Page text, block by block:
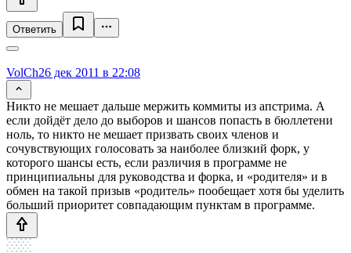
Ответить
VolCh26 дек 2011 в 22:08
Никто не мешает дальше мержить коммиты из апстрима. А
если дойдёт дело до выборов и шансов попасть в бюллетени
ноль, то никто не мешает призвать своих членов и
сочувствующих голосовать за наиболее близкий форк, у
которого шансы есть, если различия в программе не
принципиальны для руководства и форка, и «родителя» и в
обмен на такой призыв «родитель» пообещает хотя бы уделить
больший приоритет совпадающим пунктам в программе.